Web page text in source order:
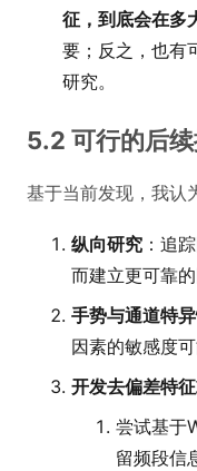
征，到底会在多
要；反之，也有
研究。
5.2 可行的后
基于当前发现，我认
纵向研究 ：追
而建立更可靠的
手势与通道特
因素的敏感度
开发去偏差特
尝试基于
留频段信